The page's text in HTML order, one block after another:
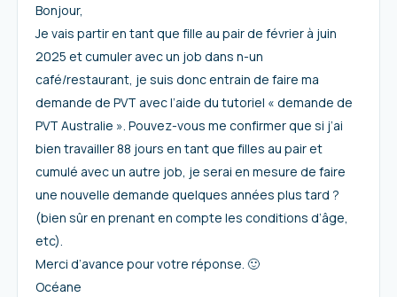
Bonjour,
Je vais partir en tant que fille au pair de février à juin
2025 et cumuler avec un job dans n-un
café/restaurant, je suis donc entrain de faire ma
demande de PVT avec l’aide du tutoriel « demande de
PVT Australie ». Pouvez-vous me confirmer que si j’ai
bien travailler 88 jours en tant que filles au pair et
cumulé avec un autre job, je serai en mesure de faire
une nouvelle demande quelques années plus tard ?
(bien sûr en prenant en compte les conditions d’âge,
etc).
Merci d’avance pour votre réponse. 🙂
Océane